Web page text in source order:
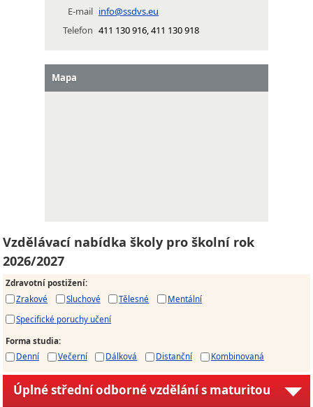
E-mail info@ssdvs.eu
Telefon 411 130 916, 411 130 918
Mapa
Vzdělávací nabídka školy pro školní rok
2026/2027
Zdravotní postižení:
Zrakové
Sluchové Tělesné
Mentální
Specifické poruchy učení
Forma studia:
Denní
Večerní Dálková Distanční Kombinovaná
Úplné střední odborné vzdělání s maturitou